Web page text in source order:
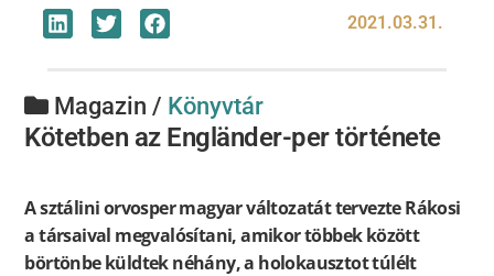
2021.03.31.
Magazin / Könyvtár
Kötetben az Engländer-per története
A sztálini orvosper magyar változatát tervezte Rákosi
a társaival megvalósítani, amikor többek között
börtönbe küldtek néhány, a holokausztot túlélt